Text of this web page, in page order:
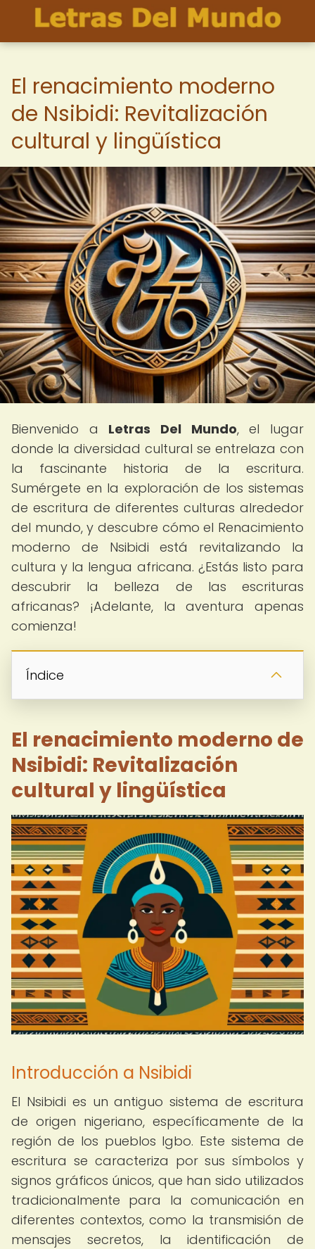
El renacimiento moderno
de Nsibidi: Revitalización
cultural y lingüística
Bienvenido a Letras Del Mundo, el lugar
donde la diversidad cultural se entrelaza con
la fascinante historia de la escritura.
Sumérgete en la exploración de los sistemas
de escritura de diferentes culturas alrededor
del mundo, y descubre cómo el Renacimiento
moderno de Nsibidi está revitalizando la
cultura y la lengua africana. ¿Estás listo para
descubrir la belleza de las escrituras
africanas? ¡Adelante, la aventura apenas
comienza!
Índice
El renacimiento moderno de
Nsibidi: Revitalización
cultural y lingüística
Introducción a Nsibidi
El Nsibidi es un antiguo sistema de escritura
de origen nigeriano, específicamente de la
región de los pueblos Igbo. Este sistema de
escritura se caracteriza por sus símbolos y
signos gráficos únicos, que han sido utilizados
tradicionalmente para la comunicación en
diferentes contextos, como la transmisión de
mensajes secretos, la identificación de